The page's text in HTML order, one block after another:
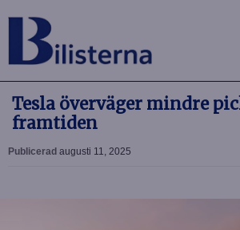
Tesla överväger mindre
framtiden
Publicerad augusti 11, 2025